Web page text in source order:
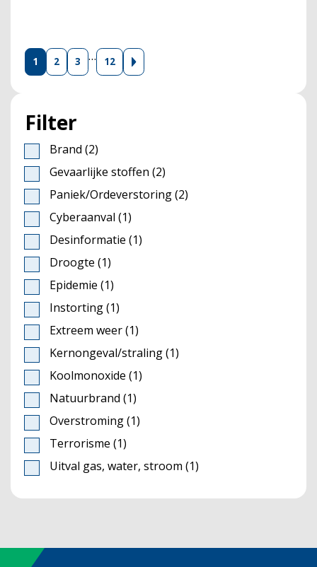
1 2 3 … 12
Filter
Brand (2)
Gevaarlijke stoffen (2)
Paniek/Ordeverstoring(2)
Cyberaanval (1)
Desinformatie (1)
Droogte (1)
Epidemie (1)
Instorting(1)
Extreem weer(1)
Kernongeval/straling(1)
Koolmonoxide (1)
Natuurbrand (1)
Overstroming(1)
Terrorisme (1)
Uitval gas, water, stroom (1)